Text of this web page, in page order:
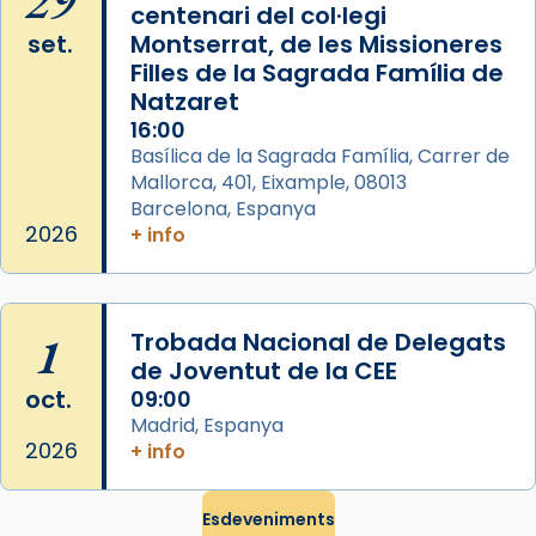
duració aproximada de tres hores. Després,
processó (recuperada el 1972) al voltant
del temple amb les relíquies de les santes.
Des de 1985 hi participa també un grup de
diablesses amb música i ball propis. Festa
gran a Mataró.
«Si vols saber què és calor, ves per les
Santes a Mataró»🥵.
Photo
set.
2026
centenari del col·legi
Montserrat, de les Missioneres
Filles de la Sagrada Família de
Natzaret
16:00
Basílica de la Sagrada Família, Carrer de
Mallorca, 401, Eixample, 08013
Barcelona, Espanya
+ info
1
oct.
2026
Trobada Nacional de Delegats
de Joventut de la CEE
09:00
Madrid, Espanya
+ info
Esdeveniments